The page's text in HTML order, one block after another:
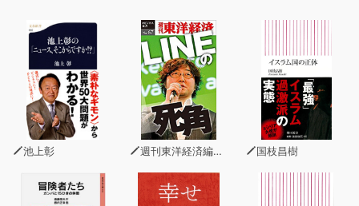
「吸血鬼など荒唐無稽。そのような犯罪例はない―」
ホームズとワトソンは吸血鬼の住む館へと向かう。
（1924年1月初出）ストランド・マガジン「シャーロッ
ク・ホームズの事件簿」より
First published in the Strand Magazine, January 1924
池上彰 週刊東洋経済編集部 国枝昌樹